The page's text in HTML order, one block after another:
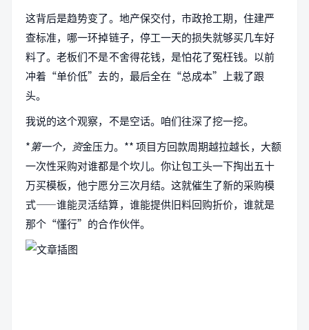
这背后是趋势变了。地产保交付，市政抢工期，住建严
查标准，哪一环掉链子，停工一天的损失就够买几车好
料了。老板们不是不舍得花钱，是怕花了冤枉钱。以前
冲着“单价低”去的，最后全在“总成本”上栽了跟
头。
我说的这个观察，不是空话。咱们往深了挖一挖。
*第一个，资金压力。** 项目方回款周期越拉越长，大额
一次性采购对谁都是个坎儿。你让包工头一下掏出五十
万买模板，他宁愿分三次月结。这就催生了新的采购模
式——谁能灵活结算，谁能提供旧料回购折价，谁就是
那个“懂行”的合作伙伴。